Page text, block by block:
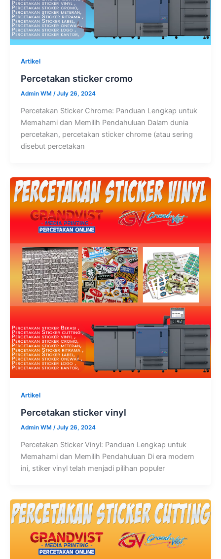
Artikel
Percetakan sticker cromo
Admin WM /July 26, 2024
Percetakan Sticker Chrome: Panduan Lengkap untuk
Memahami dan Memilih Pendahuluan Dalam dunia
percetakan, percetakan sticker chrome (atau sering
disebut percetakan
Artikel
Percetakan sticker vinyl
Admin WM /July 26, 2024
Percetakan Sticker Vinyl: Panduan Lengkap untuk
Memahami dan Memilih Pendahuluan Di era modern
ini, stiker vinyl telah menjadi pilihan populer